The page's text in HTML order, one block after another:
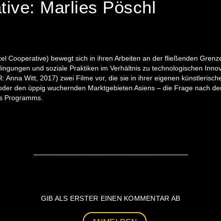
Marlies Pöschl
Cooperative) bewegt sich in ihren Arbeiten an der fließenden
und soziale Praktiken im Verhältnis zu technologischen
Anna Witt, 2017) zwei Filme vor, die sie in ihrer eigenen
den üppig wuchernden Marktgebieten Asiens – die Frage nach
Programms.
GIB ALS ERSTER EINEN KOMMENTAR AB